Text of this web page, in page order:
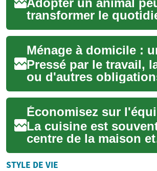
transformer le
personnes âgées en
apportant routine,
stimulation. P...
Pressé par le travail,
ou d'autres
devient difficile de
maison propre. Les
La cuisine est
centre de la maison et
s'équiper
alléger votre budget
STYLE DE VIE